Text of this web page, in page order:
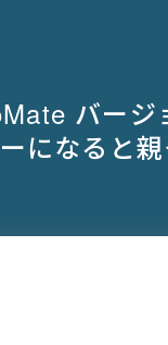
バー
になると